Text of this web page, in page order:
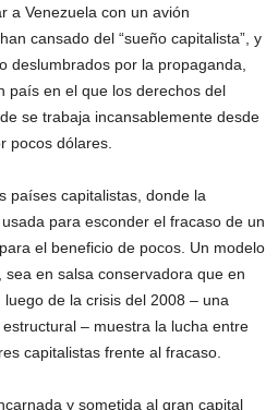
a Venezuela con un avión
cansado del “sueño capitalista”, y
deslumbrados por la propaganda,
país en el que los derechos del
se trabaja incansablemente desde
pocos dólares.
países capitalistas, donde la
para esconder el fracaso de un
el beneficio de pocos. Un modelo
en salsa conservadora que en
de la crisis del 2008 – una
– muestra la lucha entre
capitalistas frente al fracaso.
y sometida al gran capital